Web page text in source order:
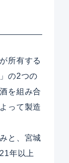
所有する
の2つの
を組み合
って製造
と、宮城
年以上